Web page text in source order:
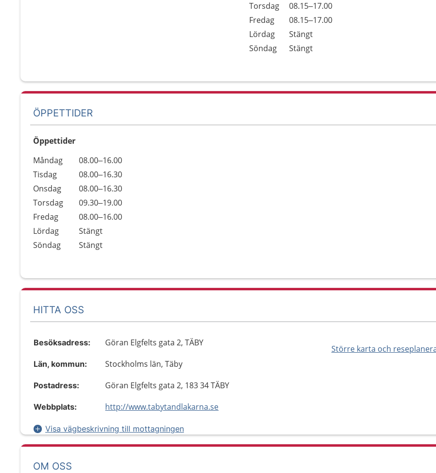
Torsdag
08.15–17.00
Fredag
08.15–17.00
Lördag
Stängt
Söndag
Stängt
ÖPPETTIDER
Öppettider
Dag
Öppettider
Kommentarer
Måndag
08.00–16.00
Tisdag
08.00–16.30
Onsdag
08.00–16.30
Torsdag
09.30–19.00
Fredag
08.00–16.00
Lördag
Stängt
Söndag
Stängt
HITTA OSS
Större karta och
Besöksadress: Göran Elgfelts gata 2, TÄBY
Län, kommun: Stockholms län, Täby
Postadress: Göran Elgfelts gata 2, 183 34 TÄBY
Webbplats: http://www.tabytandlakarna.se
Visa vägbeskrivning till mottagningen
OM OSS